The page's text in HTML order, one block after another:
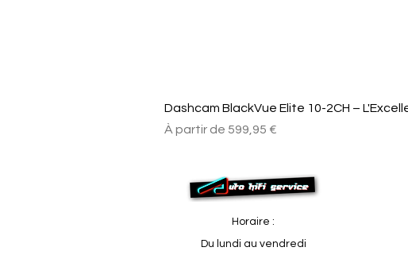
Dashcam BlackVue Elite 10-2CH –
À partir de 599,95 €
Prix promotionnel
Horaire :
Du lundi au vendredi